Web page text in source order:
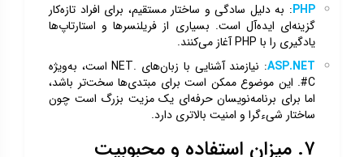
PHP: به دلیل سادگی و ساختار مستقیم، برای افراد تازه‌کار
گزینه‌ای ایده‌آل است. بسیاری از فریلنسرها و استارتاپ‌ها
یادگیری را با PHP آغاز می‌کنند.
ASP.NET
: نیازمند آشنایی با زبان‌های .NET است، به‌ویژه
C#. این موضوع ممکن است برای مبتدی‌ها سخت‌تر باشد،
اما برای برنامه‌نویسان حرفه‌ای یک مزیت بزرگ است چون
ساختار شیءگرا و امنیت بالاتری دارد.
۷. میزان استفاده و محبوبیت